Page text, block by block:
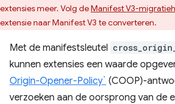
extensies meer. Volg deManifest V3-
extensie naar Manifest V3 te converteren.
Met de manifestsleutel
kunnen extensies een waarde
Origin-Opener-Policy` (COOP)-
verzoeken aan de oorsprong van de